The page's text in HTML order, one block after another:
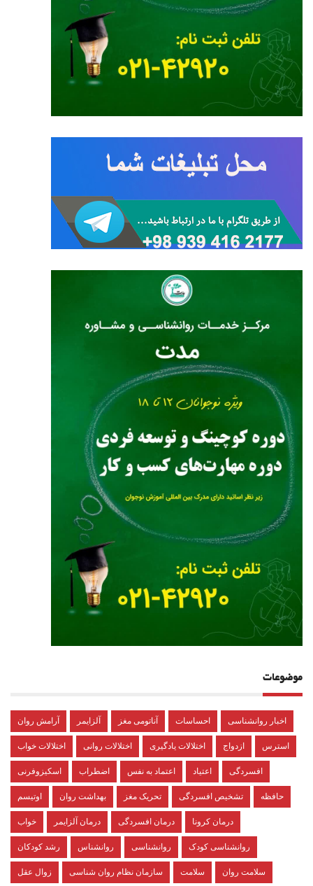
موضوعات
آرامش روان آلزایمر آناتومی مغز احساسات اخبار روانشناسی
اختلالات خواب اختلالات روانی اختلالات یادگیری ازدواج استرس
اسکیزوفرنی اضطراب اعتماد به نفس اعتیاد افسردگی
اوتیسم بهداشت روان تحریک مغز تشخیص افسردگی حافظه
خواب درمان آلزایمر درمان افسردگی درمان کرونا
رشد کودکان روانشناس روانشناسی روانشناسی کودک
زوال عقل سازمان نظام روان شناسی سلامت سلامت روان